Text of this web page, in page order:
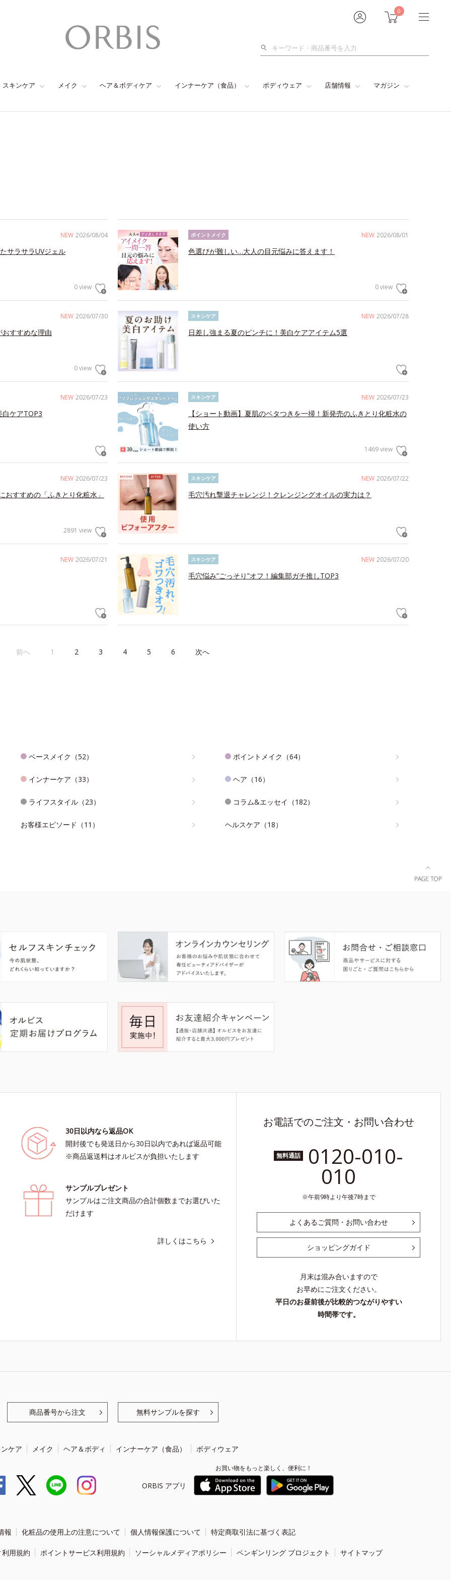
0
検
スキンケア メイク ヘア＆ボディケア インナーケア（食品） ボディウェア 店舗情報 マガジン
NEW 2026/08/04
サラサラUVジェル
0 view
NEW 2026/08/01
ポイントメイク
色選びが難しい…大人の目元悩みに答えます！
0 view
NEW 2026/07/30
すすめな理由
0 view
NEW 2026/07/28
スキンケア
日差し強まる夏のピンチに！美白ケアアイテム5選
NEW 2026/07/23
ケアTOP3
NEW 2026/07/23
スキンケア
【ショート動画】夏肌のベタつきを一掃！新発売のふきとり化粧水の
使い方
1469 view
NEW 2026/07/23
すすめの「ふきとり化粧水」
2891 view
NEW 2026/07/22
スキンケア
毛穴汚れ撃退チャレンジ！クレンジングオイルの実力は？
NEW 2026/07/21 NEW 2026/07/20
スキンケア
毛穴悩み”ごっそり”オフ！編集部ガチ推しTOP3
前へ 1 2 3 4 5 6 次へ
ベースメイク（52） ポイントメイク（64）
インナーケア（33） ヘア（16）
ライフスタイル（23） コラム&エッセイ（182）
お客様エピソード（11） ヘルスケア（18）
30日以内なら返品OK
開封後でも発送日から30日以内であれば返品可能
※商品返送料はオルビスが負担いたします
サンプルプレゼント
サンプルはご注文商品の合計個数までお選びいた
だけます
詳しくはこちら
お電話でのご注文・お問い合わせ
無料通話 0120-010-
010
午前9時より午後7時まで
よくあるご質問・お問い合わせ
ショッピングガイド
月末は混み合いますので
お早めにご注文ください。
平日のお昼前後が比較的つながりやすい
時間帯です。
商品番号から注文 無料サンプルを探す
ケア メイク ヘア＆ボディ インナーケア（食品） ボディウェア
ORBIS アプリ
お買い物をもっと楽しく、便利に！
報 化粧品の使用上の注意について 個人情報保護について 特定商取引法に基づく表記
用規約 ポイントサービス利用規約 ソーシャルメディアポリシー ペンギンリング プロジェクト サイトマップ